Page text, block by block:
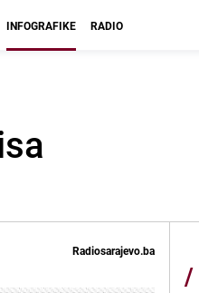
INFOGRAFIKE RADIO
Radiosarajevo.ba
/